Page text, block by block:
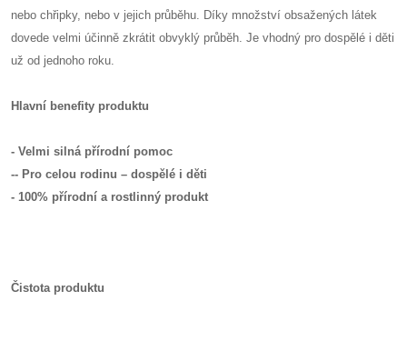
nebo chřipky, nebo v jejich průběhu. Díky množství obsažených látek
dovede velmi účinně zkrátit obvyklý průběh. Je vhodný pro dospělé i děti
už od jednoho roku.
Hlavní benefity produktu
- Velmi silná přírodní pomoc
-- Pro celou rodinu – dospělé i děti
- 100% přírodní a rostlinný produkt
Čistota produktu